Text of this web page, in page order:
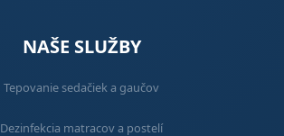
NAŠE SLUŽBY
Tepovanie sedačiek a gaučov
Dezinfekcia matracov a postelí